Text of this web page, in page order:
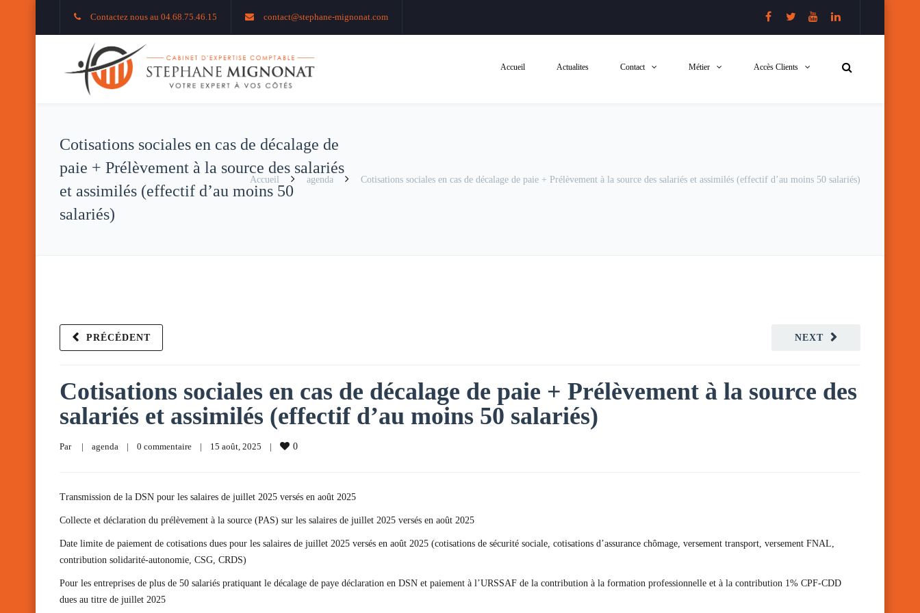
Contactez nous au 04.68.75.46.15 contact@stephane-mignonat.com
Accueil Actualites Contact Métier Accès Clients
Cotisations sociales en cas de décalage de
paie + Prélèvement à la source des salariés
et assimilés (effectif d’au moins 50
salariés)
Accueil agenda Cotisations sociales en cas de décalage de paie + Prélèvement à la source des salariés et assimilés (effectif d’au moins 50 salariés)
NEXT
PRÉCÉDENT
Cotisations sociales en cas de décalage de paie + Prélèvement à la source des
salariés et assimilés (effectif d’au moins 50 salariés)
Par | agenda | 0 commentaire | 15 août, 2025 | 0
Transmission de la DSN pour les salaires de juillet 2025 versés en août 2025
Collecte et déclaration du prélèvement à la source (PAS) sur les salaires de juillet 2025 versés en août 2025
Date limite de paiement de cotisations dues pour les salaires de juillet 2025 versés en août 2025 (cotisations de sécurité sociale, cotisations d’assurance chômage, versement transport, versement FNAL,
contribution solidarité-autonomie, CSG, CRDS)
Pour les entreprises de plus de 50 salariés pratiquant le décalage de paye déclaration en DSN et paiement à l’URSSAF de la contribution à la formation professionnelle et à la contribution 1% CPF-CDD
dues au titre de juillet 2025